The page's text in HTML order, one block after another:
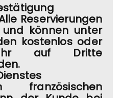
Reservierungen
können unter
kostenlos oder
auf Dritte